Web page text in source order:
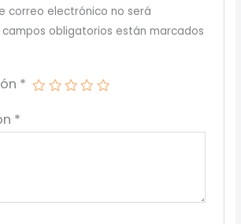
correo electrónico no será
campos obligatorios están marcados
*
*